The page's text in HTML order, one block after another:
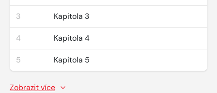
3 Kapitola 3
4 Kapitola 4
5 Kapitola 5
Zobrazit více